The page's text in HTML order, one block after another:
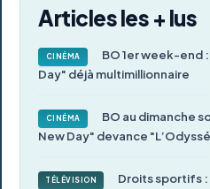
Articles les + lus
CINÉMA
BO 1er week-end
Day" déjà multimillionnaire
CINÉMA
BO au dimanche
New Day" devance
TÉLÉVISION
Droits sportifs :